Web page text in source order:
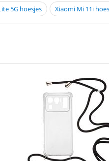
5G hoesjes Xiaomi Mi 11i